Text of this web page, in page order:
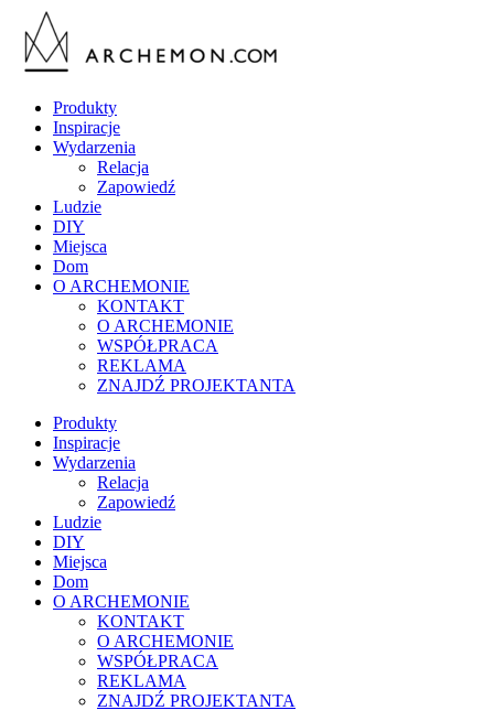
Produkty
Inspiracje
Wydarzenia
Relacja
Zapowiedź
Ludzie
DIY
Miejsca
Dom
O ARCHEMONIE
KONTAKT
O ARCHEMONIE
WSPÓŁPRACA
REKLAMA
ZNAJDŹ PROJEKTANTA
Produkty
Inspiracje
Wydarzenia
Relacja
Zapowiedź
Ludzie
DIY
Miejsca
Dom
O ARCHEMONIE
KONTAKT
O ARCHEMONIE
WSPÓŁPRACA
REKLAMA
ZNAJDŹ PROJEKTANTA